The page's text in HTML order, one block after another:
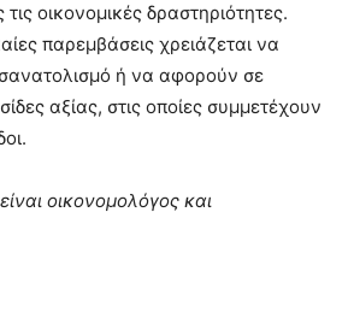
οικονομικές δραστηριότητες.
παρεμβάσεις χρειάζεται να
ή να αφορούν σε
αξίας, στις οποίες συμμετέχουν
οικονομολόγος και